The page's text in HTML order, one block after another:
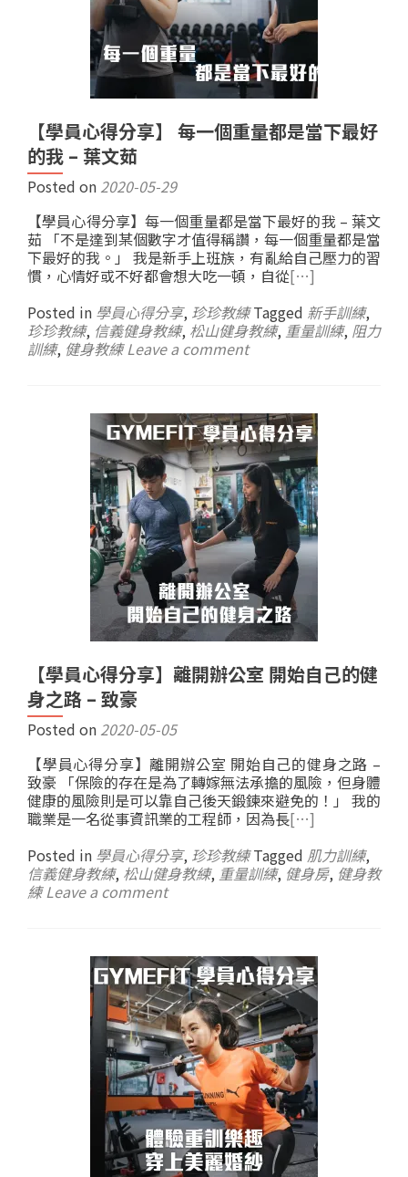
【學員心得分享】 每一個重量都是當下最好
的我 – 葉文茹
Posted on 2020-05-29
【學員心得分享】每一個重量都是當下最好的我 – 葉文
茹 「不是達到某個數字才值得稱讚，每一個重量都是當
下最好的我。」 我是新手上班族，有亂給自己壓力的習
慣，心情好或不好都會想大吃一頓，自從[…]
Posted in 學員心得分享, 珍珍教練 Tagged 新手訓練,
珍珍教練, 信義健身教練, 松山健身教練, 重量訓練, 阻力
訓練, 健身教練 Leave a comment
【學員心得分享】離開辦公室 開始自己的健
身之路 – 致豪
Posted on 2020-05-05
【學員心得分享】離開辦公室 開始自己的健身之路 –
致豪 「保險的存在是為了轉嫁無法承擔的風險，但身體
健康的風險則是可以靠自己後天鍛鍊來避免的！」 我的
職業是一名從事資訊業的工程師，因為長[…]
Posted in 學員心得分享, 珍珍教練 Tagged 肌力訓練,
信義健身教練, 松山健身教練, 重量訓練, 健身房, 健身教
練 Leave a comment